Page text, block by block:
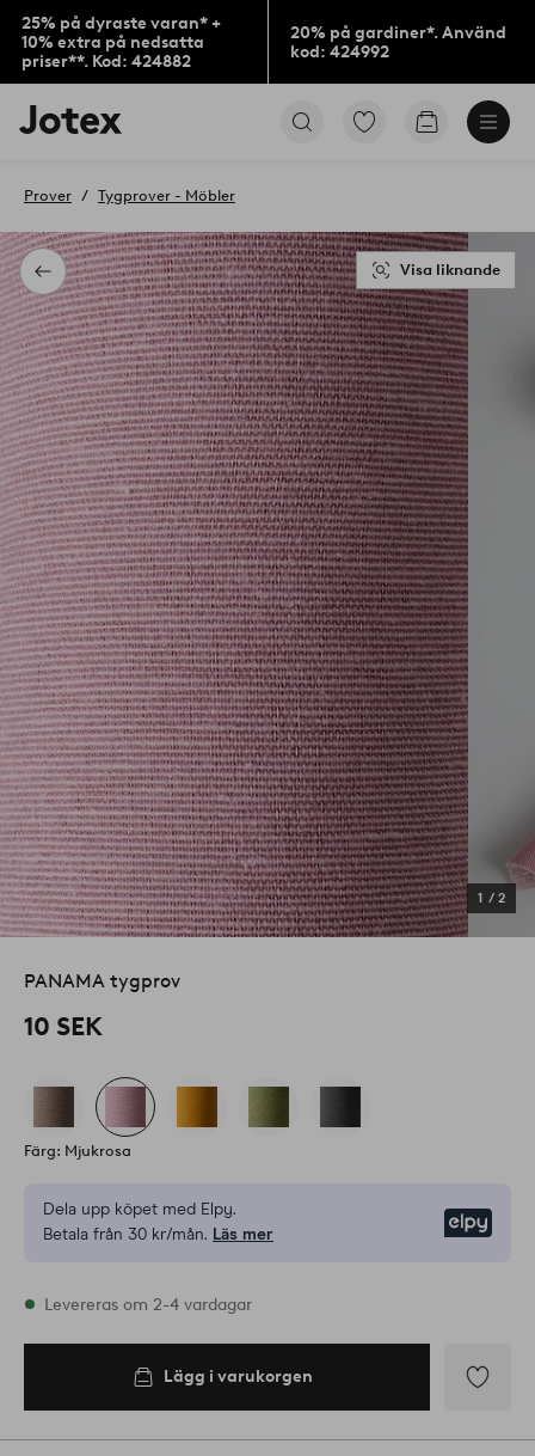
25% på dyraste varan* +
10% extra på nedsatta
priser**. Kod: 424882
20% på gardiner*. Använd
kod: 424992
Jotex
logotyp
till
Gå
Gå
Tillbaka
Prover Tygprover - Möbler
1 / 2
Visa liknande
PANAMA tygprov
10 SEK
Färg: Mjukrosa
Dela upp köpet med Elpy.
Betala från 30 kr/mån. Läs mer
I lager
Levereras om 2-4 vardagar
Lägg i varukorgen
till